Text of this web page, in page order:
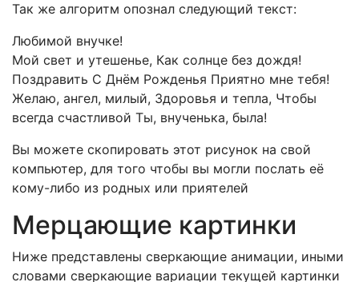
Так же алгоритм опознал следующий текст:
Любимой внучке!
Мой свет и утешенье, Как солнце без дождя!
Поздравить C Днём Рожденья Приятно мне тебя!
Желаю, ангел, милый, Здоровья и тепла, Чтобы
всегда счастливой Ты, внученька, была!
Вы можете скопировать этот рисунок на свой
компьютер, для того чтобы вы могли послать её
кому-либо из родных или приятелей
Мерцающие картинки
Ниже представлены сверкающие анимации, иными
словами сверкающие вариации текущей картинки